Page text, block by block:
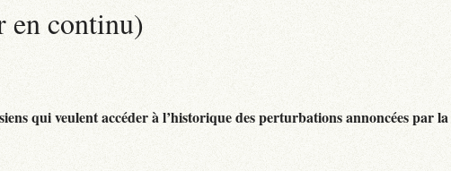
en continu)
qui veulent accéder à l’historique des perturbations annoncées par